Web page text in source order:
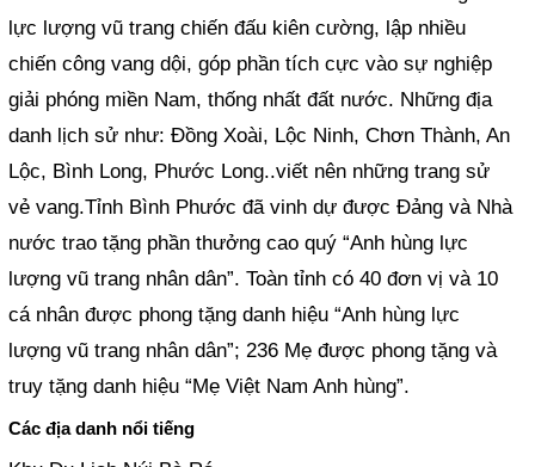
lực lượng vũ trang chiến đấu kiên cường, lập nhiều
chiến công vang dội, góp phần tích cực vào sự nghiệp
giải phóng miền Nam, thống nhất đất nước. Những địa
danh lịch sử như: Đồng Xoài, Lộc Ninh, Chơn Thành, An
Lộc, Bình Long, Phước Long..viết nên những trang sử
vẻ vang.Tỉnh Bình Phước đã vinh dự được Đảng và Nhà
nước trao tặng phần thưởng cao quý “Anh hùng lực
lượng vũ trang nhân dân”. Toàn tỉnh có 40 đơn vị và 10
cá nhân được phong tặng danh hiệu “Anh hùng lực
lượng vũ trang nhân dân”; 236 Mẹ được phong tặng và
truy tặng danh hiệu “Mẹ Việt Nam Anh hùng”.
Các địa danh nổi tiếng